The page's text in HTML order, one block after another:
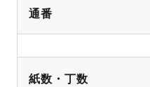
通番
紙数・丁数